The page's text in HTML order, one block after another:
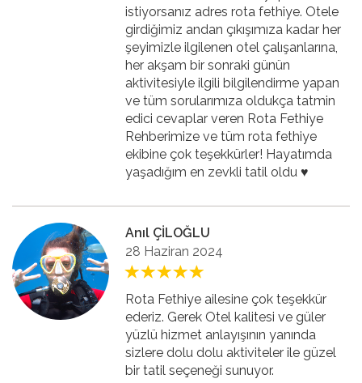
istiyorsanız adres rota fethiye. Otele
girdiğimiz andan çıkışımıza kadar her
şeyimizle ilgilenen otel çalışanlarına,
her akşam bir sonraki günün
aktivitesiyle ilgili bilgilendirme yapan
ve tüm sorularımıza oldukça tatmin
edici cevaplar veren Rota Fethiye
Rehberimize ve tüm rota fethiye
ekibine çok teşekkürler! Hayatımda
yaşadığım en zevkli tatil oldu ♥️
Anıl ÇİLOĞLU
28 Haziran 2024
Rota Fethiye ailesine çok teşekkür
ederiz. Gerek Otel kalitesi ve güler
yüzlü hizmet anlayışının yanında
sizlere dolu dolu aktiviteler ile güzel
bir tatil seçeneği sunuyor.